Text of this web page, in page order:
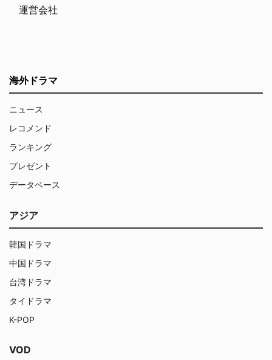
運営会社
海外ドラマ
ニュース
レコメンド
ランキング
プレゼント
データベース
アジア
韓国ドラマ
中国ドラマ
台湾ドラマ
タイドラマ
K-POP
VOD